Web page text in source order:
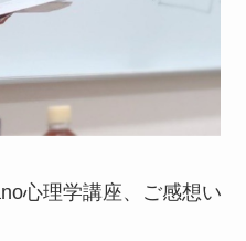
心理学講座、ご感想い